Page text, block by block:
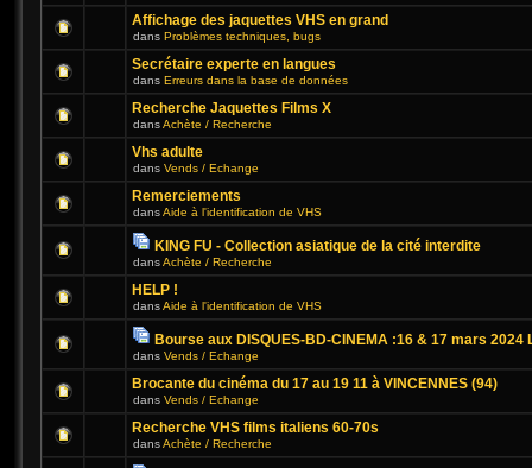
Affichage des jaquettes VHS en grand
dans Problèmes techniques, bugs
Secrétaire experte en langues
dans Erreurs dans la base de données
Recherche Jaquettes Films X
dansAchète / Recherche
Vhs adulte
dans Vends / Echange
Remerciements
dansAide à l'identification de VHS
KING FU - Collection asiatique de la cité interdite
dansAchète / Recherche
HELP !
dansAide à l'identification de VHS
Bourse aux DISQUES-BD-CINEMA :16 & 17 mars 2024
dans Vends / Echange
Brocante du cinéma du 17 au 19 11 à VINCENNES (94)
dans Vends / Echange
Recherche VHS films italiens 60-70s
dansAchète / Recherche